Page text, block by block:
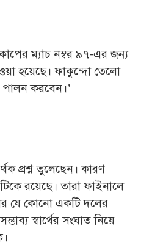
ম্যাচ নম্বর ৯৭-এর জন্য
হয়েছে। ফাকুন্দো তেলো
পালন করবেন।’
প্রশ্ন তুলেছেন। কারণ
রয়েছে। তারা ফাইনালে
যে কোনো একটি দলের
স্বার্থের সংঘাত নিয়ে